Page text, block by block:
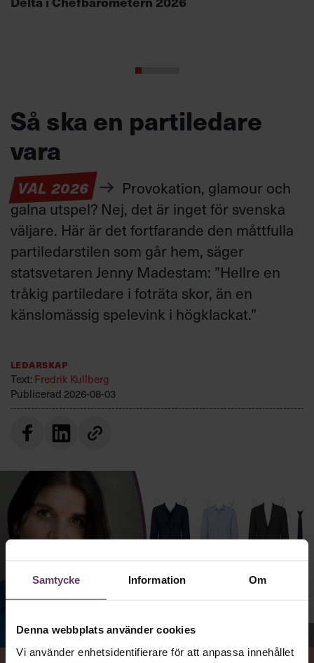
Samtycke Information Om
Denna webbplats använder cookies
Vi använder enhetsidentifierare för att anpassa innehållet
Så ska en partiledare
vara
VAL 2026
Provokation, glamour och
galna utspel? Nej, det är inget för svenska
väljare. Här är det fortfarande den måttfulla
partiledarstilen som går hem, säger
statsvetaren Jenny Madestam: ”Hellre en
tråkig partiledare i foträta skor, än en
känslomässig spelevink i högklackat.”
Ledarskap
Text: Fredrik Kullberg
Publicerad 2026-08-03
Jenny Madestam, docent i statsvetenskap.